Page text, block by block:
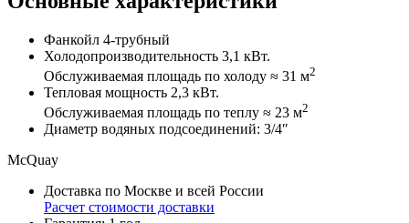
Фанкойл 4-трубный
Холодопроизводительность 3,1 кВт.
Обслуживаемая площадь по холоду ≈ 31 м2
Тепловая мощность 2,3 кВт.
Обслуживаемая площадь по теплу ≈ 23 м2
Диаметр водяных подсоединений: 3/4″
McQuay
Доставка по Москве и всей России
Расчет стоимости доставки